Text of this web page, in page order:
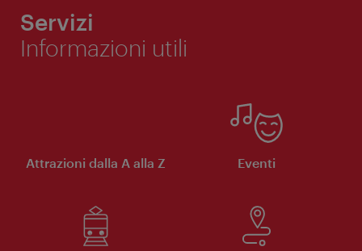
Servizi
Informazioni utili
Attrazioni dalla A alla Z Eventi